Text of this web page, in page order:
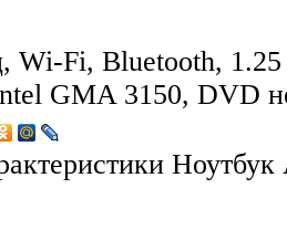
Fi, Bluetooth,
GMA 3150, DVD